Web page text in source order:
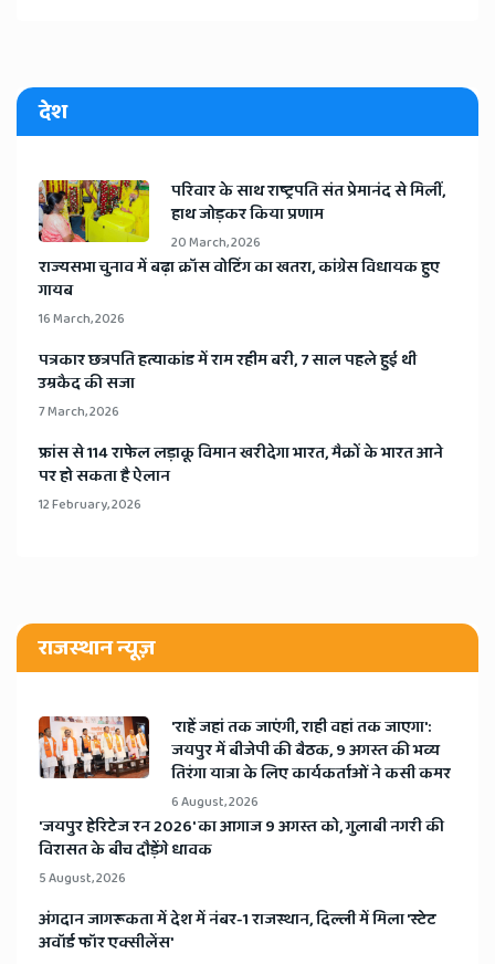
देश
​परिवार के साथ राष्ट्रपति संत प्रेमानंद से मिलीं,
हाथ जोड़कर किया प्रणाम
20 March, 2026
​राज्यसभा चुनाव में बढ़ा क्रॉस वोटिंग का खतरा, कांग्रेस विधायक हुए
गायब
16 March, 2026
​पत्रकार छत्रपति हत्याकांड में राम रहीम बरी, 7 साल पहले हुई थी
उम्रकैद की सजा
7 March, 2026
​फ्रांस से 114 राफेल लड़ाकू विमान खरीदेगा भारत, मैक्रों के भारत आने
पर हो सकता है ऐलान
12 February, 2026
राजस्थान न्यूज़
'राहें जहां तक जाएंगी, राही वहां तक जाएगा':
जयपुर में बीजेपी की बैठक, 9 अगस्त की भव्य
तिरंगा यात्रा के लिए कार्यकर्ताओं ने कसी कमर
6 August, 2026
​'जयपुर हेरिटेज रन 2026' का आगाज 9 अगस्त को, गुलाबी नगरी की
विरासत के बीच दौड़ेंगे धावक
5 August, 2026
अंगदान जागरूकता में देश में नंबर-1 राजस्थान, दिल्ली में मिला 'स्टेट
अवॉर्ड फॉर एक्सीलेंस'